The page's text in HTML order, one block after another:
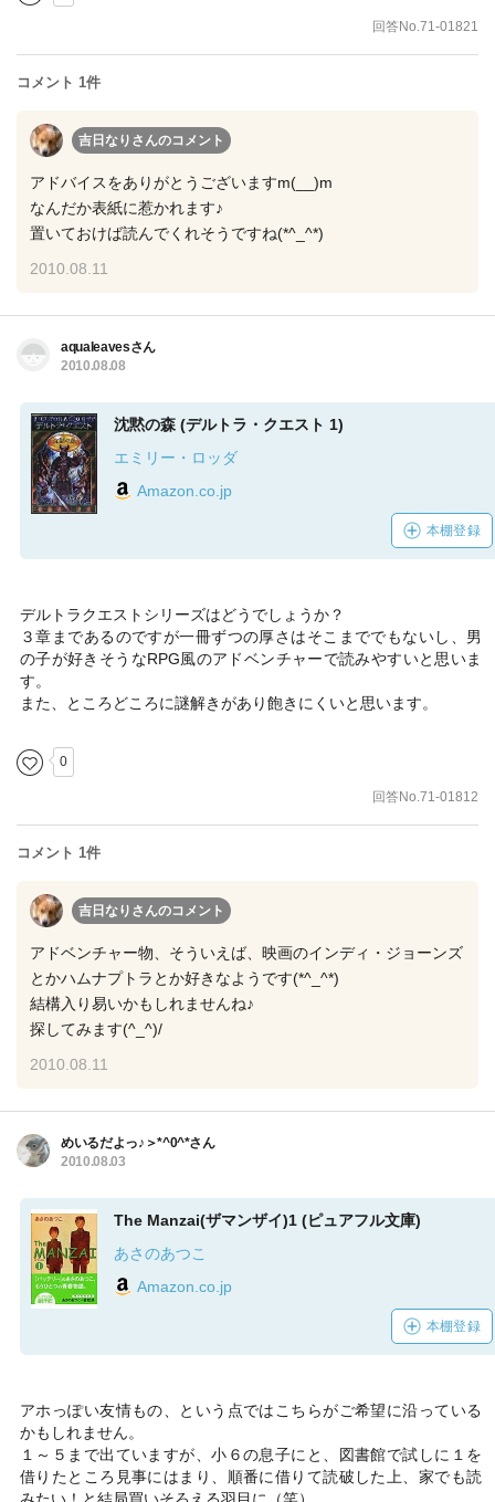
回答No.71-01821
コメント 1件
吉日なりさんのコメント
アドバイスをありがとうございますm(__)m
なんだか表紙に惹かれます♪
置いておけば読んでくれそうですね(*^_^*)
2010.08.11
aqualeavesさん
2010.08.08
沈黙の森 (デルトラ・クエスト 1)
エミリー・ロッダ
Amazon.co.jp
本棚登録
デルトラクエストシリーズはどうでしょうか？
３章まであるのですが一冊ずつの厚さはそこまででもないし、男
の子が好きそうなRPG風のアドベンチャーで読みやすいと思いま
す。
また、ところどころに謎解きがあり飽きにくいと思います。
0
回答No.71-01812
コメント 1件
吉日なりさんのコメント
アドベンチャー物、そういえば、映画のインディ・ジョーンズ
とかハムナプトラとか好きなようです(*^_^*)
結構入り易いかもしれませんね♪
探してみます(^_^)/
2010.08.11
めいるだよっ♪＞*^0^*さん
2010.08.03
The Manzai(ザマンザイ)1 (ピュアフル文庫)
あさのあつこ
Amazon.co.jp
本棚登録
アホっぽい友情もの、という点ではこちらがご希望に沿っている
かもしれません。
１～５まで出ていますが、小６の息子にと、図書館で試しに１を
借りたところ見事にはまり、順番に借りて読破した上、家でも読